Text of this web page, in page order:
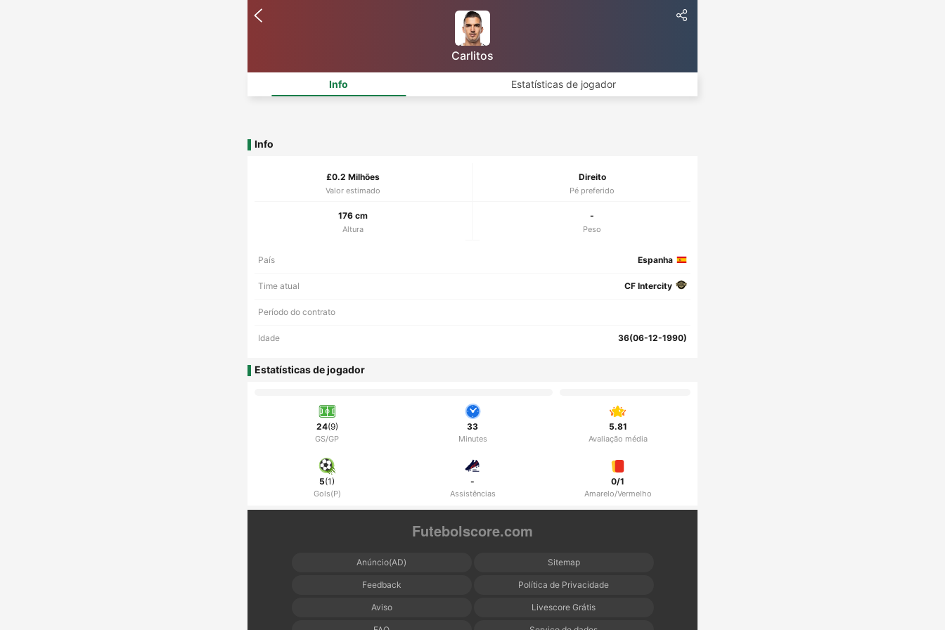
Carlitos
Info Estatísticas de jogador
Info
£0.2 Milhões
Valor estimado
Direito
Pé preferido
176 cm
Altura
-
Peso
País Espanha
Time atual CF Intercity
Período do contrato
Idade 36(06-12-1990)
Estatísticas de jogador
24(9)
GS/GP
33
Minutes
5.81
Avaliação média
5(1)
Gols(P)
-
Assistências
0/1
Amarelo/Vermelho
Futebolscore.com
Anúncio(AD) Sitemap
Feedback Política de Privacidade
Aviso Livescore Grátis